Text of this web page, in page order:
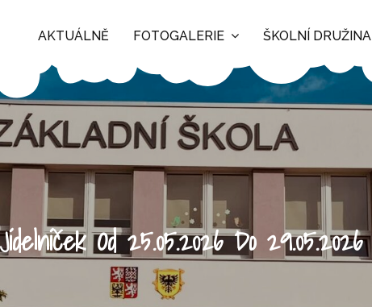
AKTUÁLNĚ FOTOGALERIE ŠKOLNÍ DRUŽINA
Jídelníček Od 25.05.2026 Do 29.05.2026